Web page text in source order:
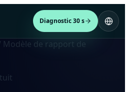
Diagnostic 30 s
Modèle de rapport de